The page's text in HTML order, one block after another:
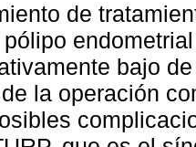
de
bajo
la operación